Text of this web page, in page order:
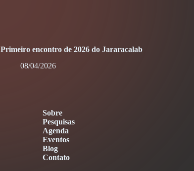
Primeiro encontro de 2026 do Jararacalab
08/04/2026
Sobre
Pesquisas
Agenda
Eventos
Blog
Contato